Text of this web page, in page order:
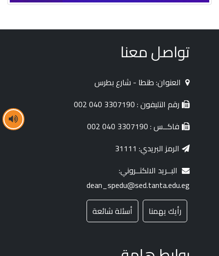
تواصل معنا
العنوان: طنطا - شارع بطرس
رقم التليفون : 3307190 040 002
فاكــس : 3307190 040 002
الرمز البريدي: 31111
البــريد الالكتــروني:
dean_spedu@sed.tanta.edu.eg
رأيك يهمنا
أسئلة شائعة